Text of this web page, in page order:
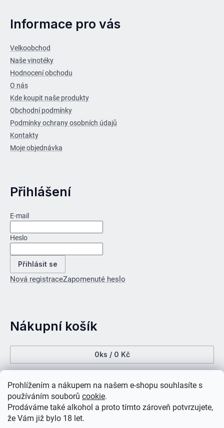
Prohlížením a nákupem na našem e-shopu souhlasíte s
používáním souborů cookie.
Prodáváme také alkohol a proto tímto zároveň potvrzujete,
že Vám již bylo 18 let.
Informace pro vás
Velkoobchod
Naše vinotéky
Hodnocení obchodu
O nás
Kde koupit naše produkty
Obchodní podmínky
Podmínky ochrany osobních údajů
Kontakty
Moje objednávka
Přihlášení
E-mail
Heslo
Přihlásit se
Nová registraceZapomenuté heslo
Nákupní košík
0ks / 0 Kč